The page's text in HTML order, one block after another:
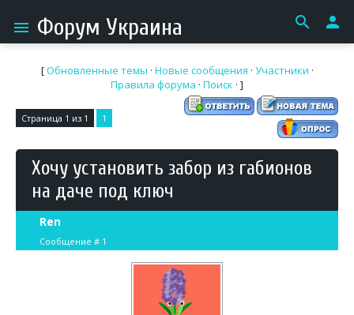
menu Форум Украина search person
[Обновленные темы · Новые сообщения · Участники ·
Правила форума · Поиск · ]
Страница 1 из 1 1
Хочу установить забор из габионов
на даче под ключ
Ren
Сообщение # 1